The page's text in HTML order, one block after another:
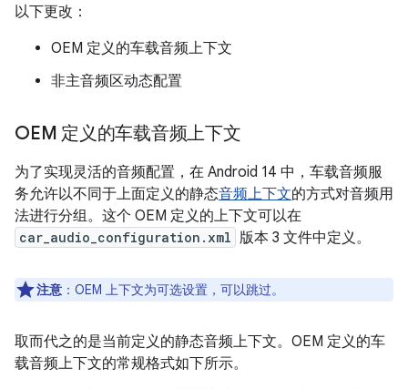
以下更改：
OEM 定义的车载音频上下文
非主音频区动态配置
OEM 定义的车载音频上下文
为了实现灵活的音频配置，在 Android 14 中，车载音频服
务允许以不同于上面定义的静态音频上下文的方式对音频用
法进行分组。这个 OEM 定义的上下文可以在
car_audio_configuration.xml 版本 3 文件中定义。
注意 ：OEM 上下文为可选设置，可以跳过。
取而代之的是当前定义的静态音频上下文。OEM 定义的车
载音频上下文的常规格式如下所示。